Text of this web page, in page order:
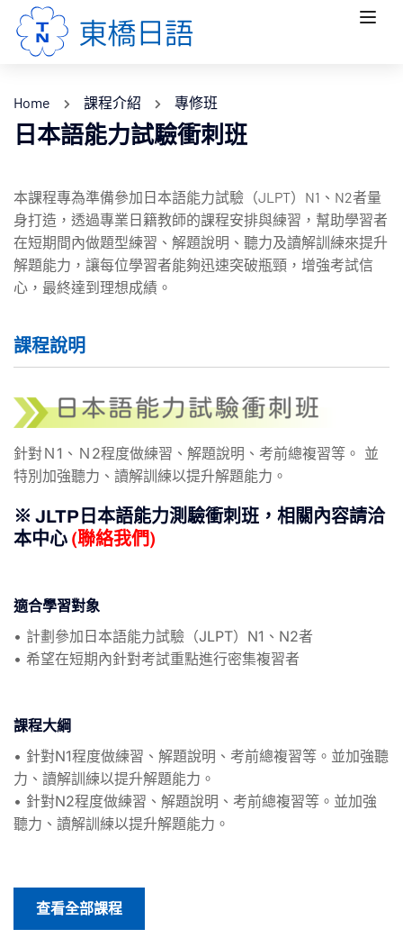
Home 課程介紹 專修班
日本語能力試驗衝刺班
本課程專為準備參加日本語能力試驗（JLPT）N1、N2者量
身打造，透過專業日籍教師的課程安排與練習，幫助學習者
在短期間內做題型練習、解題說明、聽力及讀解訓練來提升
解題能力，讓每位學習者能夠迅速突破瓶頸，增強考試信
心，最終達到理想成績。
課程說明
針對Ｎ1、Ｎ2程度做練習、解題說明、考前總複習等。 並
特別加強聽力、讀解訓練以提升解題能力。
※ JLTP日本語能力測驗衝刺班，相關內容請洽
本中心 (聯絡我們)
適合學習對象
• 計劃參加日本語能力試驗（JLPT）N1、N2者
• 希望在短期內針對考試重點進行密集複習者
課程大綱
• 針對N1程度做練習、解題說明、考前總複習等。並加強聽
力、讀解訓練以提升解題能力。
• 針對N2程度做練習、解題說明、考前總複習等。並加強
聽力、讀解訓練以提升解題能力。
查看全部課程